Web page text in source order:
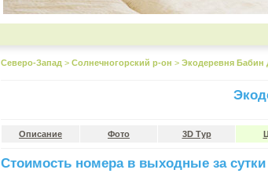
Северо-Запад > Солнечногорский р-он > Экодеревня Бабин
Описание Фото 3D Тур
Стоимость номера в выходные за сутки